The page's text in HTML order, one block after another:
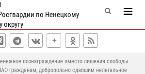
по Ненецкому
вознаграждение вместо лишения свободы
гражданам, добровольно сдавшим нелегальное